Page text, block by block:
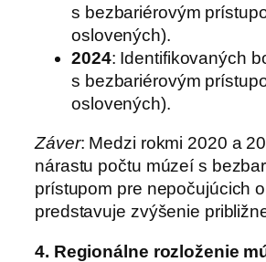
s bezbariérovým
oslovených).
2024: Identifikovaných
s bezbariérovým
oslovených).
Záver: Medzi rokmi 2020 a
nárastu počtu múzeí s
prístupom pre nepočujúcich
predstavuje zvýšenie
4. Regionálne rozloženie